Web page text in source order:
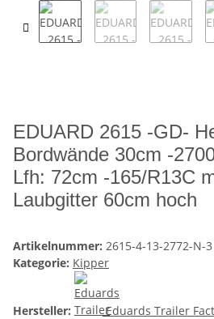
EDUARD 2615 -GD-
Bordwände 30cm -
Lfh: 72cm -165/R13C
Laubgitter 60cm hoch
Artikelnummer: 2615-4-13-2772-N-3
Kategorie: Kipper
Hersteller: Eduards Trailer